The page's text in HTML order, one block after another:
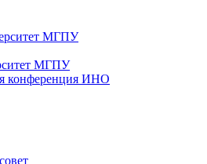
МГПУ
МГПУ
конференция ИНО